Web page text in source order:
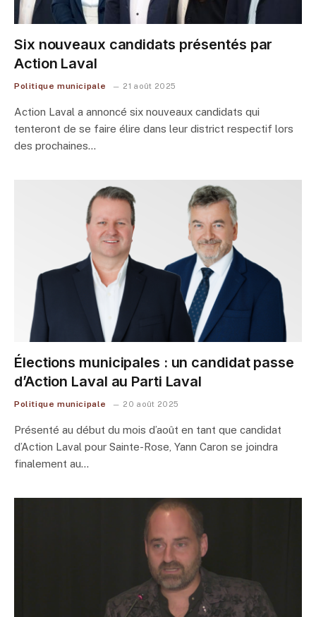
Six nouveaux candidats présentés par
Action Laval
Politique municipale 21 août 2025
Action Laval a annoncé six nouveaux candidats qui
tenteront de se faire élire dans leur district respectif lors
des prochaines…
Élections municipales : un candidat passe
d’Action Laval au Parti Laval
Politique municipale 20 août 2025
Présenté au début du mois d’août en tant que candidat
d’Action Laval pour Sainte-Rose, Yann Caron se joindra
finalement au…